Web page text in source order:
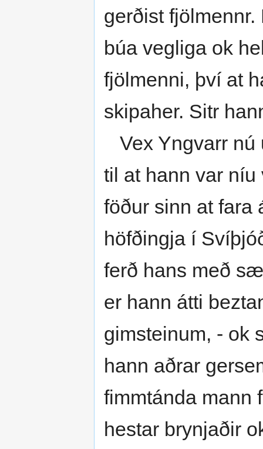
gerðist
búa vegliga ok
fjölmenni, því at
skipaher. Sitr
Vex Yngvarr nú
til at hann var
föður sinn at fara
höfðingja í
ferð hans með
er hann átti
gimsteinum, - ok
hann aðrar
fimmtánda mann
hestar brynjaðir